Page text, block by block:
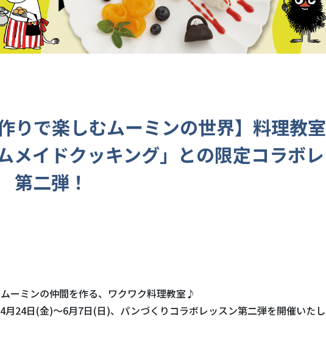
りで楽しむムーミンの世界】料理教室
メイドクッキング」との限定コラボレ
二弾！
ーミンの仲間を作る、ワクワク料理教室♪
月24日(金)〜6月7日(日)、パンづくりコラボレッスン第二弾を開催いたし